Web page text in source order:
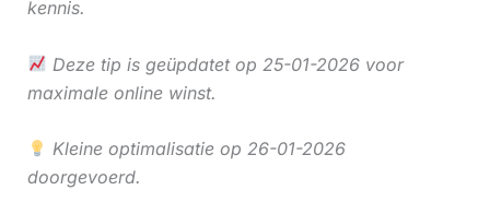
kennis.
Deze tip is geüpdatet op 25-01-2026 voor
maximale online winst.
Kleine optimalisatie op 26-01-2026
doorgevoerd.